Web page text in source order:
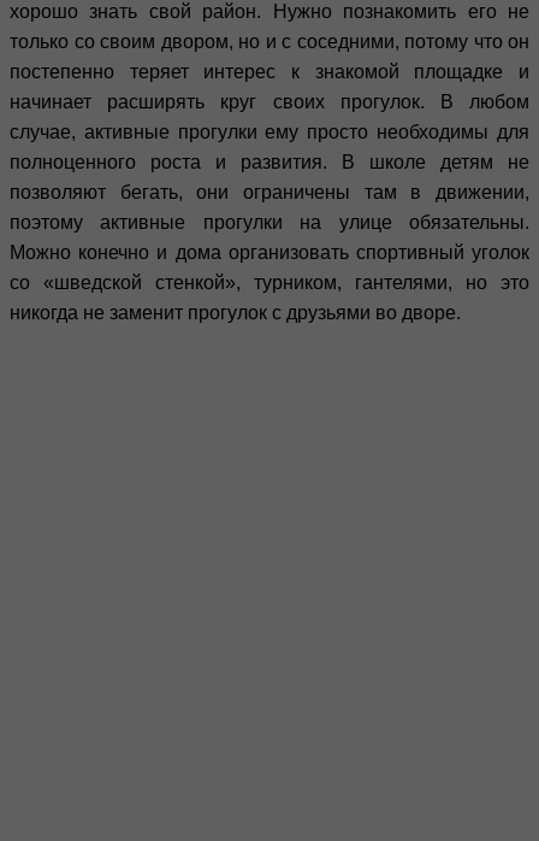
хорошо знать свой район. Нужно познакомить его не
только со своим двором, но и с соседними, потому что он
постепенно теряет интерес к знакомой площадке и
начинает расширять круг своих прогулок. В любом
случае, активные прогулки ему просто необходимы для
полноценного роста и развития. В школе детям не
позволяют бегать, они ограничены там в движении,
поэтому активные прогулки на улице обязательны.
Можно конечно и дома организовать спортивный уголок
со «шведской стенкой», турником, гантелями, но это
никогда не заменит прогулок с друзьями во дворе.